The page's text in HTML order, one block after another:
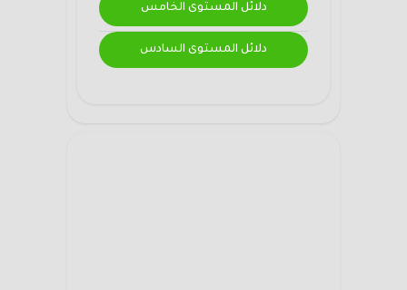
دلائل المستوى الخامس
دلائل المستوى السادس